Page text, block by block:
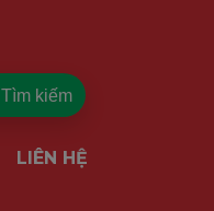
Tìm kiếm
LIÊN HỆ